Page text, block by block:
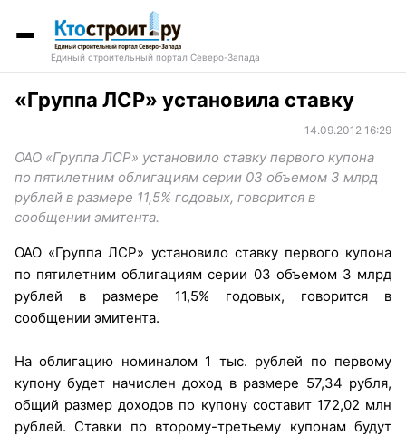
Единый строительный портал Северо-Запада
«Группа ЛСР» установила ставку
14.09.2012 16:29
ОАО «Группа ЛСР» установило ставку первого купона
по пятилетним облигациям серии 03 объемом 3 млрд
рублей в размере 11,5% годовых, говорится в
сообщении эмитента.
ОАО «Группа ЛСР» установило ставку первого купона
по пятилетним облигациям серии 03 объемом 3 млрд
рублей в размере 11,5% годовых, говорится в
сообщении эмитента.
На облигацию номиналом 1 тыс. рублей по первому
купону будет начислен доход в размере 57,34 рубля,
общий размер доходов по купону составит 172,02 млн
рублей. Ставки по второму-третьему купонам будут